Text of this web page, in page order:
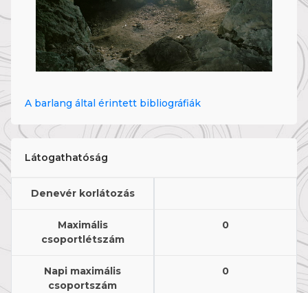
A barlang által érintett bibliográfiák
Látogathatóság
Denevér korlátozás
Maximális
csoportlétszám
0
Napi maximális
csoportszám
0